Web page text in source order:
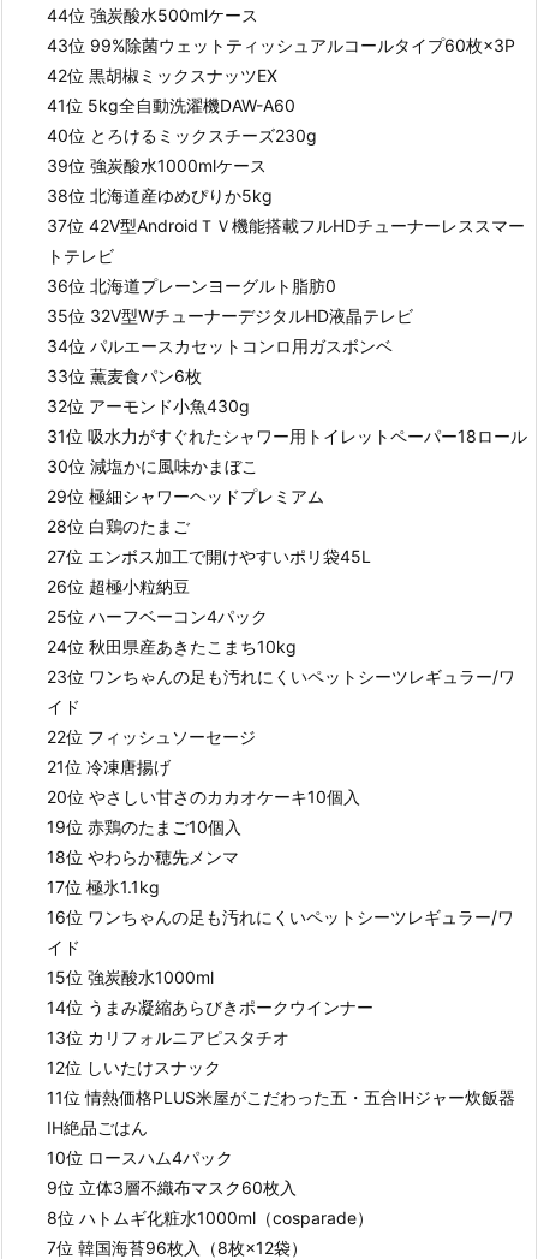
44位 強炭酸水500mlケース
43位 99%除菌ウェットティッシュアルコールタイプ60枚×3P
42位 黒胡椒ミックスナッツEX
41位 5kg全自動洗濯機DAW-A60
40位 とろけるミックスチーズ230g
39位 強炭酸水1000mlケース
38位 北海道産ゆめぴりか5kg
37位 42V型AndroidＴＶ機能搭載フルHDチューナーレススマー
トテレビ
36位 北海道プレーンヨーグルト脂肪0
35位 32V型WチューナーデジタルHD液晶テレビ
34位 パルエースカセットコンロ用ガスボンベ
33位 薫麦食パン6枚
32位 アーモンド小魚430g
31位 吸水力がすぐれたシャワー用トイレットペーパー18ロール
30位 減塩かに風味かまぼこ
29位 極細シャワーヘッドプレミアム
28位 白鶏のたまご
27位 エンボス加工で開けやすいポリ袋45L
26位 超極小粒納豆
25位 ハーフベーコン4パック
24位 秋田県産あきたこまち10kg
23位 ワンちゃんの足も汚れにくいペットシーツレギュラー/ワ
イド
22位 フィッシュソーセージ
21位 冷凍唐揚げ
20位 やさしい甘さのカカオケーキ10個入
19位 赤鶏のたまご10個入
18位 やわらか穂先メンマ
17位 極氷1.1kg
16位 ワンちゃんの足も汚れにくいペットシーツレギュラー/ワ
イド
15位 強炭酸水1000ml
14位 うまみ凝縮あらびきポークウインナー
13位 カリフォルニアピスタチオ
12位 しいたけスナック
11位 情熱価格PLUS米屋がこだわった五・五合IHジャー炊飯器
IH絶品ごはん
10位 ロースハム4パック
9位 立体3層不織布マスク60枚入
8位 ハトムギ化粧水1000ml（cosparade）
7位 韓国海苔96枚入（8枚×12袋）